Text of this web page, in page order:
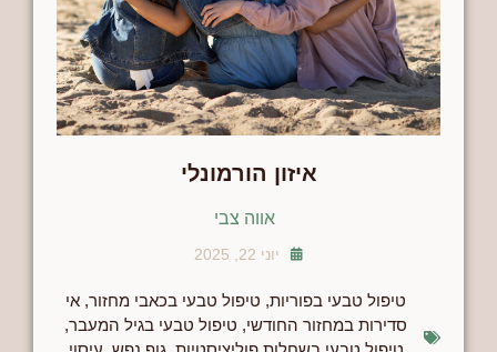
איזון הורמונלי
אווה צבי
יוני 22, 2025
טיפול טבעי בפוריות, טיפול טבעי בכאבי מחזור, אי
סדירות במחזור החודשי, טיפול טבעי בגיל המעבר,